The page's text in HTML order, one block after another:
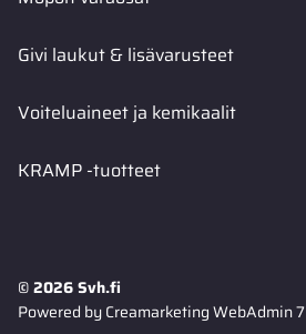
Givi laukut & lisävarusteet
Voiteluaineet ja kemikaalit
KRAMP -tuotteet
© 2026 Svh.fi
Powered byCreamarketing WebAdmin 7